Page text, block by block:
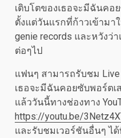
เติบโตของเธอจะมีฉันคอ
ตั้งแต่วันแรกที่ก้าวเข้าม
genie records และหวัง
ต่อๆไป
แฟนๆ สามารถรับชม
เธอจะมีฉันคอยซับพอร์ตเ
แล้ววันนี้ทางช่องทาง
https://youtu.be/
และรับชมเวอร์ชันอื่นๆ ได้